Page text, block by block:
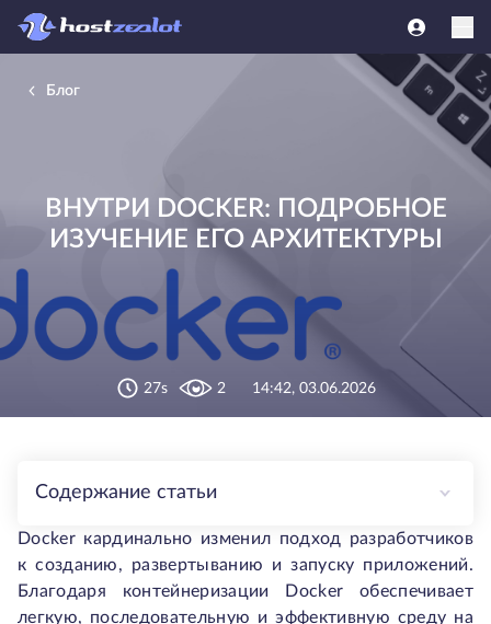
Блог
ВНУТРИ DOCKER: ПОДРОБНОЕ
ИЗУЧЕНИЕ ЕГО АРХИТЕКТУРЫ
27s 2 14:42, 03.06.2026
Содержание статьи
Docker кардинально изменил подход разработчиков
к созданию, развертыванию и запуску приложений.
Благодаря контейнеризации Docker обеспечивает
легкую, последовательную и эффективную среду на